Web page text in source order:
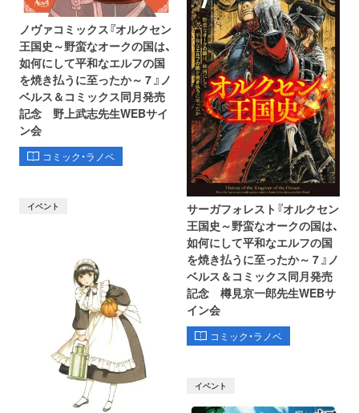
ノヴァコミックス『オルクセン
王国史～野蛮なオークの国は、
如何にして平和なエルフの国
を焼き払うに至ったか～ 7 』ノ
ベルス＆コミックス同月発売
記念 野上武志先生WEBサイ
ン会
コミック・ラノベ
サーガフォレスト『オルクセン
王国史～野蛮なオークの国は、
如何にして平和なエルフの国
を焼き払うに至ったか～ 7 』ノ
ベルス＆コミックス同月発売
記念 樽見京一郎先生WEBサ
イン会
コミック・ラノベ
イベント
イベント